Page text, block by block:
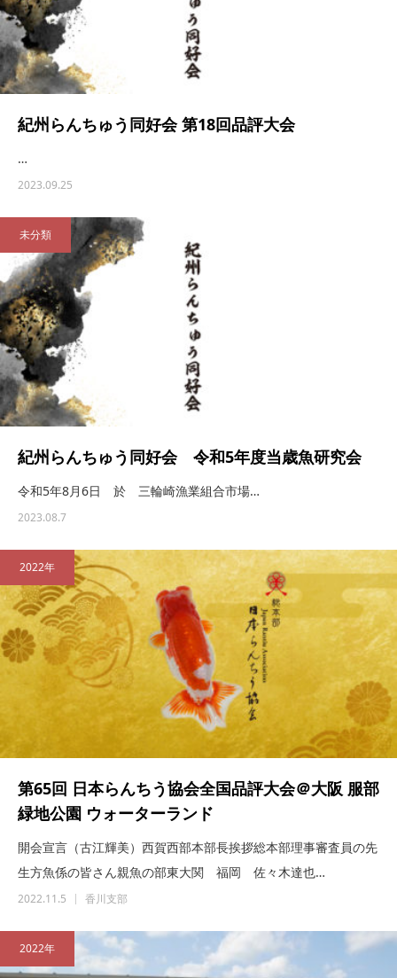
紀州らんちゅう同好会 第18回品評大会
…
2023.09.25
未分類
紀州らんちゅう同好会 令和5年度当歳魚研究会
令和5年8月6日 於 三輪崎漁業組合市場…
2023.08.7
2022年
第65回 日本らんちう協会全国品評大会＠大阪 服部
緑地公園 ウォーターランド
開会宣言（古江輝美）西賀西部本部長挨拶総本部理事審査員の先
生方魚係の皆さん親魚の部東大関 福岡 佐々木達也…
2022.11.5 香川支部
2022年